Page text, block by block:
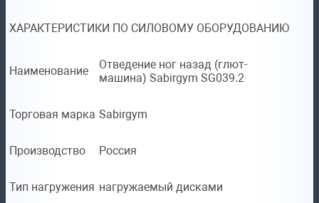
ХАРАКТЕРИСТИКИ ПО СИЛОВОМУ ОБОРУДОВАНИЮ
Наименование
Отведение ног назад (глют-
машина) Sabirgym SG039.2
Торговая марка Sabirgym
Производство Россия
Тип нагружения нагружаемый дисками